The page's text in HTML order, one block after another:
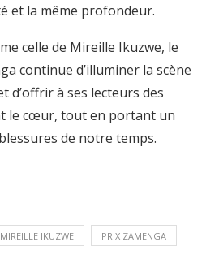
et la même profondeur.
celle de Mireille Ikuzwe, le
continue d’illuminer la scène
d’offrir à ses lecteurs des
le cœur, tout en portant un
de notre temps.
MIREILLE IKUZWE PRIX ZAMENGA